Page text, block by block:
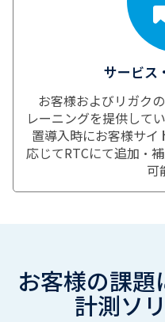
サービス
お客様およびリガク
レーニングを提供して
置導入時にお客様サイ
応じてRTCにて追加・
可
お客様の課題
計測ソ